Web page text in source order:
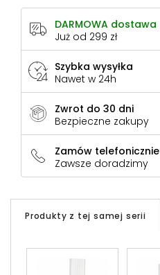
DARMOWA dostawa
Już od 299 zł
Szybka wysyłka
Nawet w 24h
Zwrot do 30 dni
Bezpieczne zakupy
Zamów telefonicznie
Zawsze doradzimy
Produkty z tej samej serii